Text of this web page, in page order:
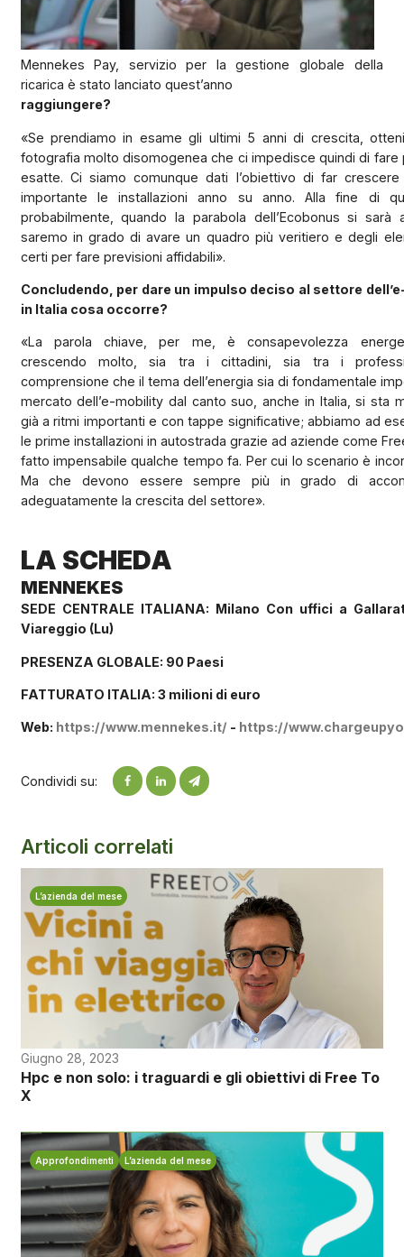
Mennekes Pay, servizio per la gestione globale della
ricarica è stato lanciato quest’anno
raggiungere?
«Se prendiamo in esame gli ultimi 5 anni di crescita,
fotografia molto disomogenea che ci impedisce quindi di fare
esatte. Ci siamo comunque dati l’obiettivo di far
importante le installazioni anno su anno. Alla fine di
probabilmente, quando la parabola dell’Ecobonus si sarà
saremo in grado di avare un quadro più veritiero e degli
certi per fare previsioni affidabili».
Concludendo, per dare un impulso deciso al settore
in Italia cosa occorre?
«La parola chiave, per me, è consapevolezza
crescendo molto, sia tra i cittadini, sia tra i
comprensione che il tema dell’energia sia di fondamentale
mercato dell’e-mobility dal canto suo, anche in Italia, si sta
già a ritmi importanti e con tappe significative; abbiamo ad
le prime installazioni in autostrada grazie ad aziende come
fatto impensabile qualche tempo fa. Per cui lo scenario è
Ma che devono essere sempre più in grado di
adeguatamente la crescita del settore».
LA SCHEDA
MENNEKES
SEDE CENTRALE ITALIANA: Milano Con uffici a
Viareggio (Lu)
PRESENZA GLOBALE: 90 Paesi
FATTURATO ITALIA: 3 milioni di euro
Web: https://www.mennekes.it/ - https://
Condividi su:
Articoli correlati
L’azienda del mese
Giugno 28, 2023
Hpc e non solo: i traguardi e gli obiettivi di Free To
X
Approfondimenti L’azienda del mese